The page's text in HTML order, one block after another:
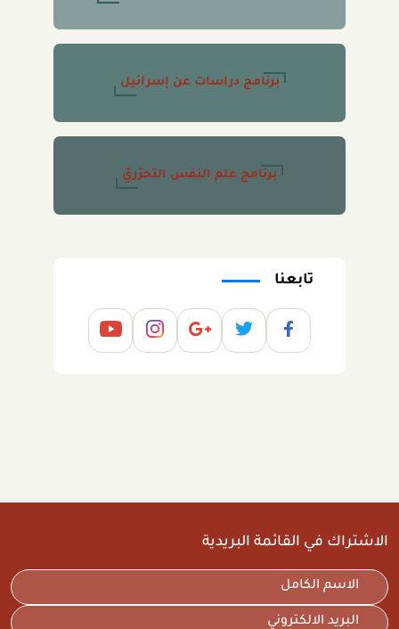
برنامج دراسات عن إسرائيل
برنامج علم النفس التحرّريّ
تابعنا
الاشتراك في القائمة البريدية